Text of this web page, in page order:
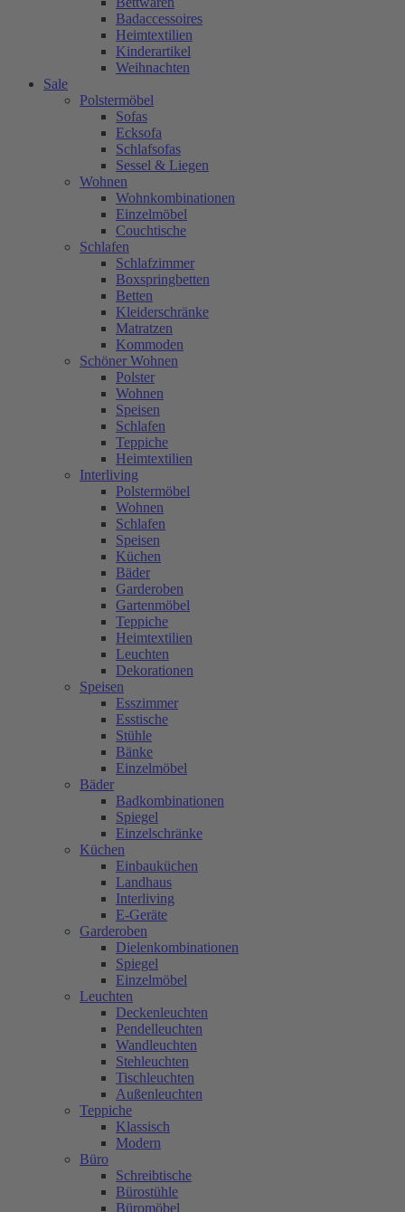
Badaccessoires
Heimtextilien
Kinderartikel
Weihnachten
Sale
Polstermöbel
Sofas
Ecksofa
Schlafsofas
Sessel & Liegen
Wohnen
Wohnkombinationen
Einzelmöbel
Couchtische
Schlafen
Schlafzimmer
Boxspringbetten
Betten
Kleiderschränke
Matratzen
Kommoden
Schöner Wohnen
Polster
Wohnen
Speisen
Schlafen
Teppiche
Heimtextilien
Interliving
Polstermöbel
Wohnen
Schlafen
Speisen
Küchen
Bäder
Garderoben
Gartenmöbel
Teppiche
Heimtextilien
Leuchten
Dekorationen
Speisen
Esszimmer
Esstische
Stühle
Bänke
Einzelmöbel
Bäder
Badkombinationen
Spiegel
Einzelschränke
Küchen
Einbauküchen
Landhaus
Interliving
E-Geräte
Garderoben
Dielenkombinationen
Spiegel
Einzelmöbel
Leuchten
Deckenleuchten
Pendelleuchten
Wandleuchten
Stehleuchten
Tischleuchten
Außenleuchten
Teppiche
Klassisch
Modern
Büro
Schreibtische
Bürostühle
Büromöbel